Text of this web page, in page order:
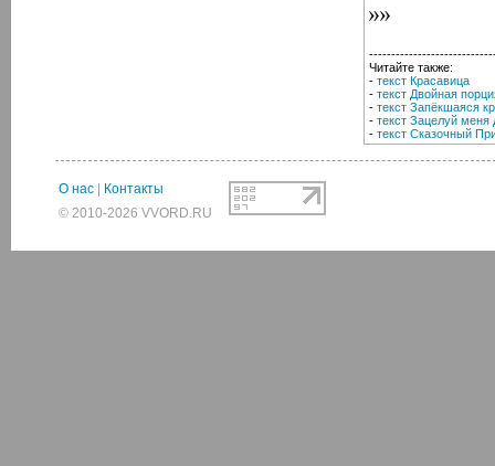
Читайте также:
- текст Красавица
- текст Двойная
- текст Запёкшаяся
- текст Зацелуй меня
- текст Сказочный
О нас
Контакты
© 2010-2026 VVORD.RU